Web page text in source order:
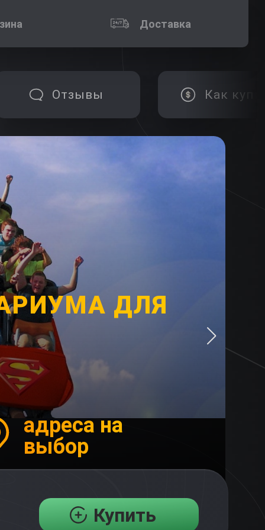
Доставка
Отзывы Как
ДЛЯ
адреса на
выбор
Купить